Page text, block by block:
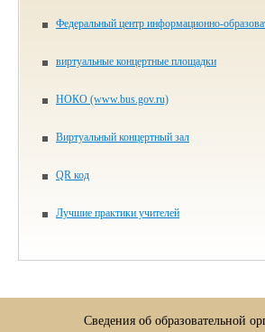
Федеральный центр информационно-
виртуальные концертные площадки
НОКО (www.bus.gov.ru)
Виртуальный концертный зал
QR код
Лучшие практики учителей
Сведения об образовательной